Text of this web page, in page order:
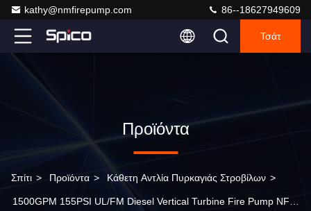
kathy@nmfirepump.com 86--18627949609
Τσάτ
Προϊόντα
Σπίτι > Προϊόντα > Κάθετη Αντλία Πυρκαγιάς Στροβίλων >
1500GPM 155PSI UL/FM Diesel Vertical Turbine Fire Pump NFPA